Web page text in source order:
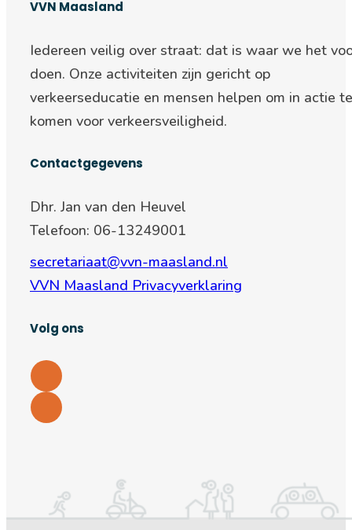
VVN Maasland
Iedereen veilig over straat: dat is waar we het
doen. Onze activiteiten zijn gericht op
verkeerseducatie en mensen helpen om in actie te
komen voor verkeersveiligheid.
Contactgegevens
Dhr. Jan van den Heuvel
Telefoon: 06-13249001
secretariaat@vvn-maasland.nl
VVN Maasland Privacyverklaring
Volg ons